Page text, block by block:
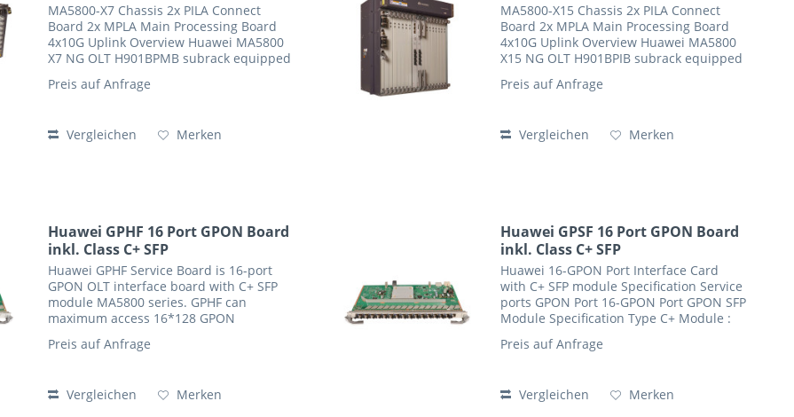
MA5800-X7 Chassis 2x PILA Connect
Board 2x MPLA Main Processing Board
4x10G Uplink Overview Huawei MA5800
X7 NG OLT H901BPMB subrack equipped
with 2PCS power cable, 1PCS earth cable,
Preis auf Anfrage
Vergleichen Merken
MA5800-X15 Chassis 2x PILA Connect
Board 2x MPLA Main Processing Board
4x10G Uplink Overview Huawei MA5800
X15 NG OLT H901BPIB subrack equipped
with accessory package Huawei MA5800
Preis auf Anfrage
Vergleichen Merken
Huawei GPHF 16 Port GPON Board
inkl. Class C+ SFP
Huawei GPHF Service Board is 16-port
GPON OLT interface board with C+ SFP
module MA5800 series. GPHF can
maximum access 16*128 GPON
GPON Port 16-GPON Port GPON SFP
Preis auf Anfrage
Vergleichen Merken
Huawei GPSF 16 Port GPON Board
inkl. Class C+ SFP
Huawei 16-GPON Port Interface Card
with C+ SFP module Specification Service
ports GPON Port 16-GPON Port GPON SFP
Module Specification Type C+ Module :
class C+ Operating Wavelength Tx: 1490
Preis auf Anfrage
Vergleichen Merken